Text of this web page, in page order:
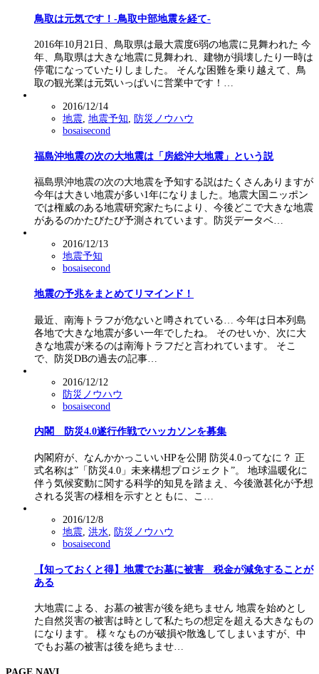
鳥取は元気です！-鳥取中部地震を経て-
2016年10月21日、鳥取県は最大震度6弱の地震に見舞われた 今
年、鳥取県は大きな地震に見舞われ、建物が損壊したり一時は
停電になっていたりしました。 そんな困難を乗り越えて、鳥
取の観光業は元気いっぱいに営業中です！…
2016/12/14
地震, 地震予知, 防災ノウハウ
bosaisecond
福島沖地震の次の大地震は「房総沖大地震」という説
福島県沖地震の次の大地震を予知する説はたくさんありますが
今年は大きい地震が多い1年になりました。地震大国ニッポン
では権威のある地震研究家たちにより、今後どこで大きな地震
があるのかたびたび予測されています。防災データベ…
2016/12/13
地震予知
bosaisecond
地震の予兆をまとめてリマインド！
最近、南海トラフが危ないと噂されている… 今年は日本列島
各地で大きな地震が多い一年でしたね。 そのせいか、次に大
きな地震が来るのは南海トラフだと言われています。 そこ
で、防災DBの過去の記事…
2016/12/12
防災ノウハウ
bosaisecond
内閣 防災4.0遂行作戦でハッカソンを募集
内閣府が、なんかかっこいいHPを公開 防災4.0ってなに？ 正
式名称は”「防災4.0」未来構想プロジェクト”。 地球温暖化に
伴う気候変動に関する科学的知見を踏まえ、今後激甚化が予想
される災害の様相を示すとともに、こ…
2016/12/8
地震 洪水
防災ノウハウ
bosaisecond
【知っておくと得】地震でお墓に被害 税金が減免することが
ある
大地震による、お墓の被害が後を絶ちません 地震を始めとし
た自然災害の被害は時として私たちの想定を超える大きなもの
になります。 様々なものが破損や散逸してしまいますが、中
でもお墓の被害は後を絶ちませ…